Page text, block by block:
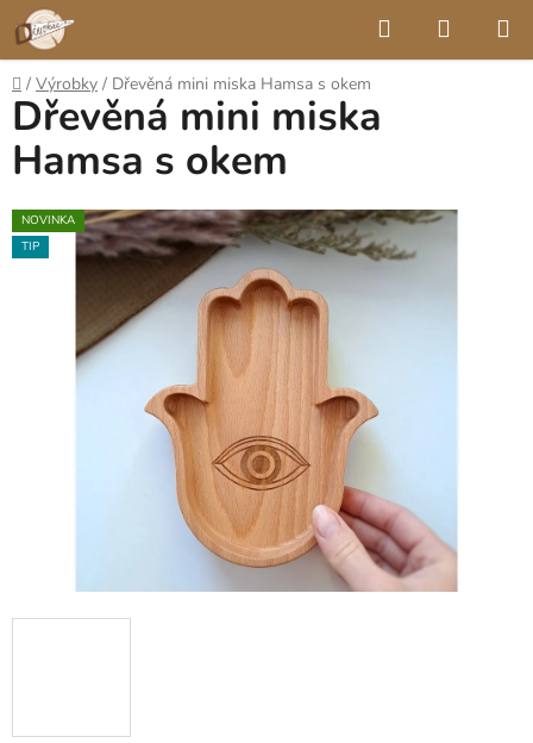
Přejít
na
obsah
Hledat
KOŠÍK
Domů
/ Výrobky / Dřevěná mini miska Hamsa s okem
Dřevěná mini miska
Hamsa s okem
NOVINKA
TIP